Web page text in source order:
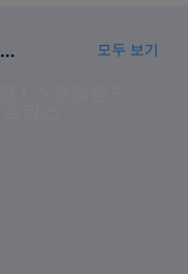
모두 보기